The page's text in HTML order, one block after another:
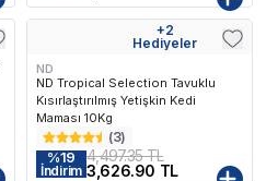
+2
Hediyeler
ND
ND Tropical Selection Tavuklu
Kısırlaştırılmış Yetişkin Kedi
Maması 10Kg
(3)
%19
İndirim
4,497.35 TL
3,626.90 TL